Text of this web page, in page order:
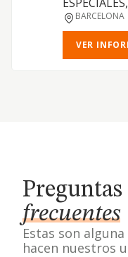
BARCELONA
VER
Preguntas
frecuentes
Estas son
hacen nuestros